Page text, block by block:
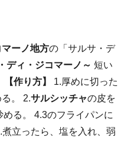
マーノ地方の「サルサ・デ
ディ・ジコマーノ～ 短い
【作り方】
1.厚めに切った
。 2.サルシッチャの皮を
る。 4.3のフライパンに
立ったら、塩を入れ、弱